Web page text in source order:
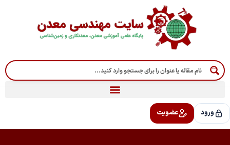
ورود عضویت